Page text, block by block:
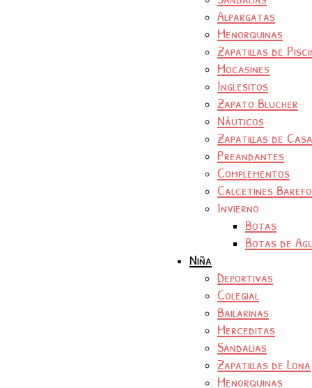
Alpargatas
Menorquinas
Zapatillas de
Mocasines
Inglesitos
Zapato Blucher
Náuticos
Zapatillas de Casa
Preandantes
Complementos
Calcetines
Invierno
Botas
Botas de
Niña
Deportivas
Colegial
Bailarinas
Merceditas
Sandalias
Zapatillas de Lona
Menorquinas